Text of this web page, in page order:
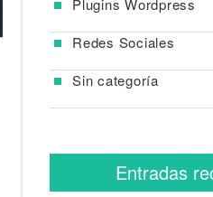
Redes Sociales
Sin categoría
Entradas